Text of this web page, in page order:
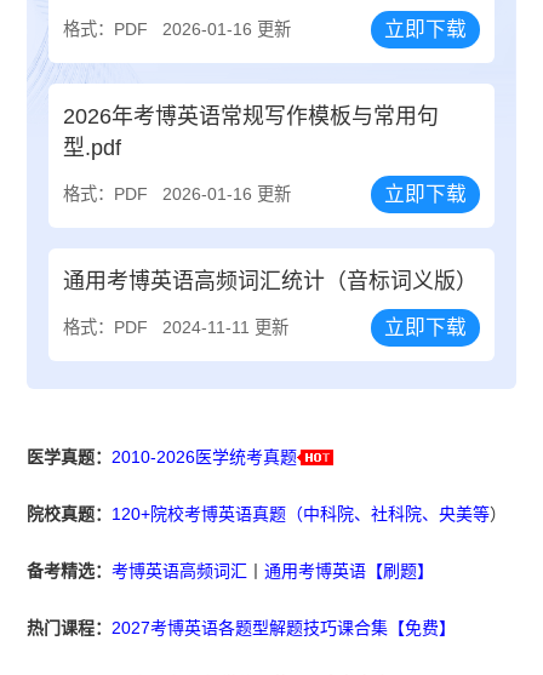
格式：PDF 2026-01-16 更新 立即下载
2026年考博英语常规写作模板与常用句
型.pdf
格式：PDF 2026-01-16 更新 立即下载
通用考博英语高频词汇统计（音标词义版）
格式：PDF 2024-11-11 更新 立即下载
医学真题：2010-2026医学统考真题
院校真题： 120+院校考博英语真题（中科院、社科院、央美等）
备考精选：考博英语高频词汇 丨通用考博英语【刷题】
热门课程： 2027考博英语各题型解题技巧课合集【免费】